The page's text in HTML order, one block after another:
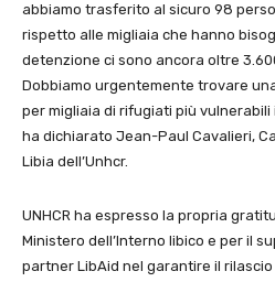
abbiamo trasferito al sicuro 98
rispetto alle migliaia che hanno
detenzione ci sono ancora oltre
Dobbiamo urgentemente trovare
per migliaia di rifugiati più vulnerabili
ha dichiarato Jean-Paul Cavalieri,
Libia dell’Unhcr.
UNHCR ha espresso la propria
Ministero dell’Interno libico e per il
partner LibAid nel garantire il